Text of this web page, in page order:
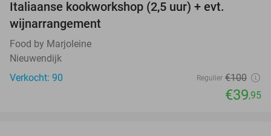
Italiaanse kookworkshop (2,5 uur) + evt.
wijnarrangement
Food by Marjoleine
Nieuwendijk
Verkocht: 90
Regulier €100
€39,95